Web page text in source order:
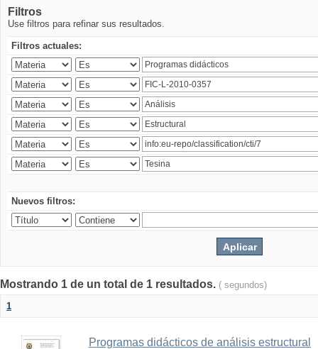
Filtros
Use filtros para refinar sus resultados.
Filtros actuales:
Nuevos filtros:
Mostrando 1 de un total de 1 resultados. ( segundos)
1
Programas didácticos de análisis estructural